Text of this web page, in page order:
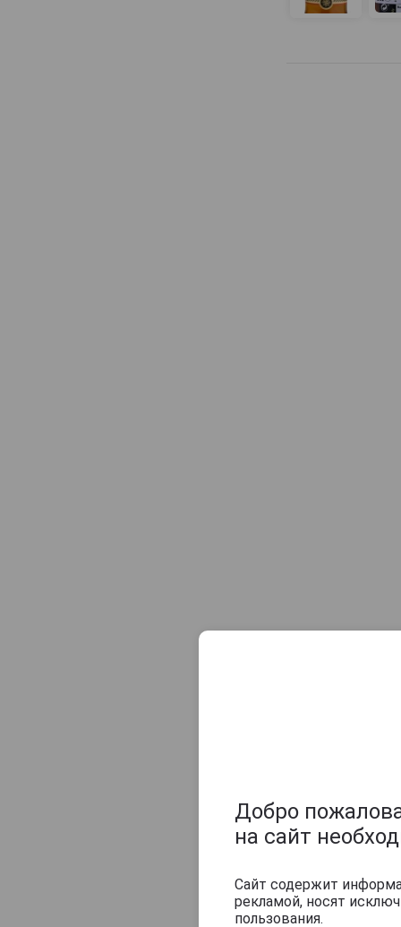
Добро
на сайт
Сайт содержит
рекламой, носят
пользования.